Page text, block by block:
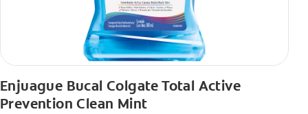
Enjuague Bucal Colgate Total Active
Prevention Clean Mint